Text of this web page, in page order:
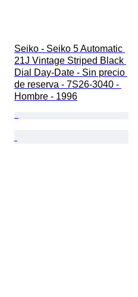
Seiko - Seiko 5 Automatic
21J Vintage Striped Black
Dial Day-Date - Sin precio
de reserva - 7S26-3040 -
Hombre - 1996